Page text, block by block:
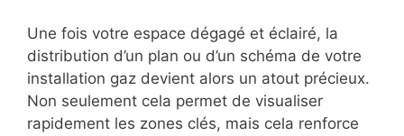
Une fois votre espace dégagé et éclairé, la
distribution d’un plan ou d’un schéma de votre
installation gaz devient alors un atout précieux.
Non seulement cela permet de visualiser
rapidement les zones clés, mais cela renforce